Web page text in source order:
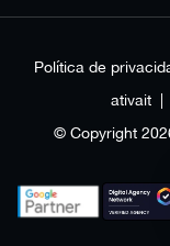
Política de
ativait |
© Copyright